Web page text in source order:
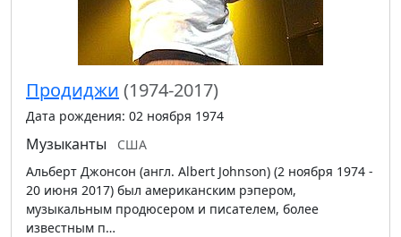
Продиджи (1974-2017)
Дата рождения: 02 ноября 1974
Музыканты
США
Альберт Джонсон (англ. Albert Johnson) (2 ноября 1974 -
20 июня 2017) был американским рэпером,
музыкальным продюсером и писателем, более
известным п…